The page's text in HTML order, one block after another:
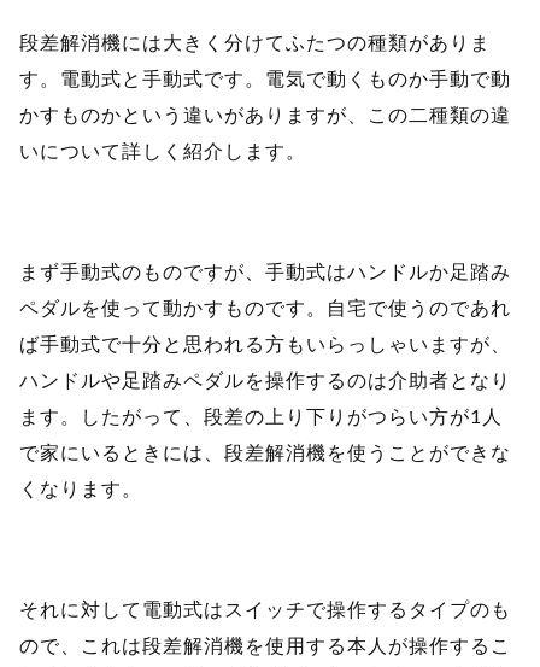
段差解消機には大きく分けてふたつの種類がありま
す。電動式と手動式です。電気で動くものか手動で動
かすものかという違いがありますが、この二種類の違
いについて詳しく紹介します。
まず手動式のものですが、手動式はハンドルか足踏み
ペダルを使って動かすものです。自宅で使うのであれ
ば手動式で十分と思われる方もいらっしゃいますが、
ハンドルや足踏みペダルを操作するのは介助者となり
ます。したがって、段差の上り下りがつらい方が1人
で家にいるときには、段差解消機を使うことができな
くなります。
それに対して電動式はスイッチで操作するタイプのも
ので、これは段差解消機を使用する本人が操作するこ